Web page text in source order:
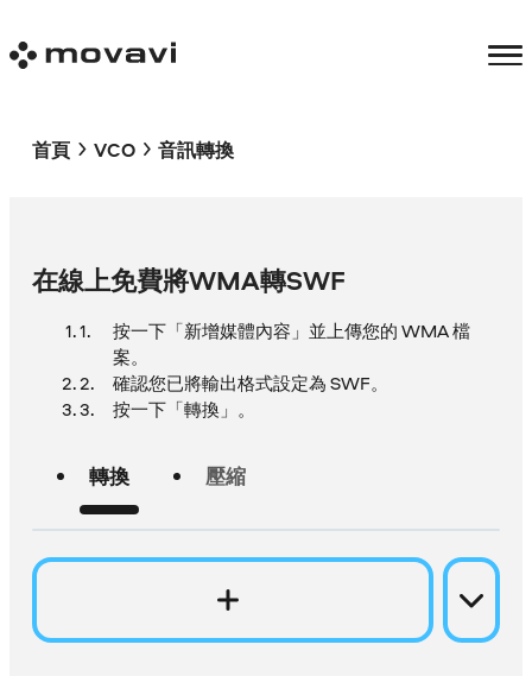
首頁 VCO 音訊轉換
在線上免費將WMA轉SWF
按一下「新增媒體內容」並上傳您的 WMA 檔
案。
確認您已將輸出格式設定為 SWF。
按一下「轉換」。
轉換 壓縮